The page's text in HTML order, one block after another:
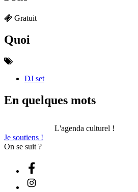
Gratuit
Quoi
DJ set
En quelques mots
L'agenda culturel !
Je soutiens !
On se suit ?